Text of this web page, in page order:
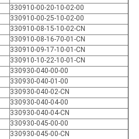
330910-00-20-10-02-00
330910-00-25-10-02-00
330910-08-15-10-02-CN
330910-08-16-70-01-CN
330910-09-17-10-01-CN
330910-10-22-10-01-CN
330930-040-00-00
330930-040-01-00
330930-040-02-CN
330930-040-04-00
330930-040-04-CN
330930-045-00-00
330930-045-00-CN